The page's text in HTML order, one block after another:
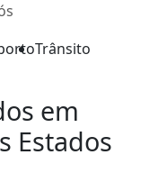
Trânsito
em
Estados